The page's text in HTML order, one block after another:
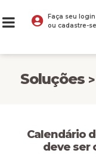
Faça seu login
ou cadastre-
Soluções
Calendário
deve ser